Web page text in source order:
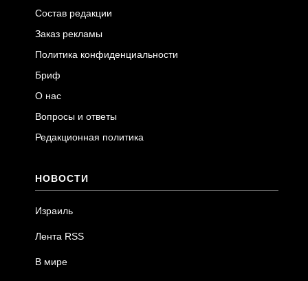
Состав редакции
Заказ рекламы
Политика конфиденциальности
Бриф
О нас
Вопросы и ответы
Редакционная политика
НОВОСТИ
Израиль
Лента RSS
В мире